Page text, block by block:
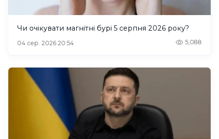
Чи очікувати магнітні бурі 5 серпня 2026 року?
04 сер. 2026 20:54 5,088